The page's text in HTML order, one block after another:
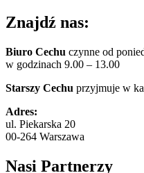
Znajdź nas:
Biuro Cechu czynne od
w godzinach 9.00 – 13.00
Starszy Cechu przyjmuje w
Adres:
ul. Piekarska 20
00-264 Warszawa
Nasi Partnerzy